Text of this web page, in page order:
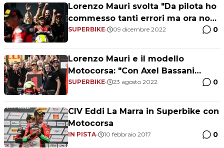
Lorenzo Mauri svolta "Da pilota ho
commesso tanti errori ma ora non
più"
SUPERBIKE• 09 dicembre 2022 0
Lorenzo Mauri e il modello
Motocorsa: "Con Axel Bassani
cresciamo insieme"
SUPERBIKE• 23 agosto 2022 0
CIV Eddi La Marra in Superbike con
Motocorsa
IN PISTA• 10 febbraio 2017 0